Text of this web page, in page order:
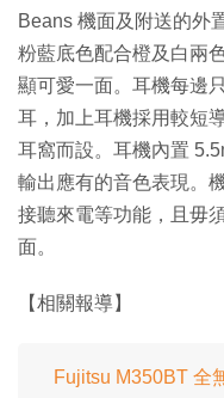
Beans 機面及附送的外
粉藍底色配合橙及白兩
顯可愛一面。耳機每邊
耳，加上耳機採用較短
耳窩而設。耳機內置
輸出應有的音色表現。
接聽來電等功能，且毋
面。
【相關報導】
Fujitsu M350BT 全